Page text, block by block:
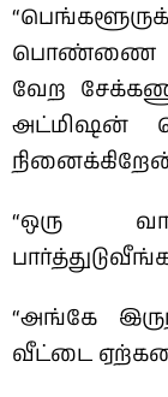
பொண்ணை
வேற
அட்மிஷன்
“ஒரு
“அங்கே
வீட்டை